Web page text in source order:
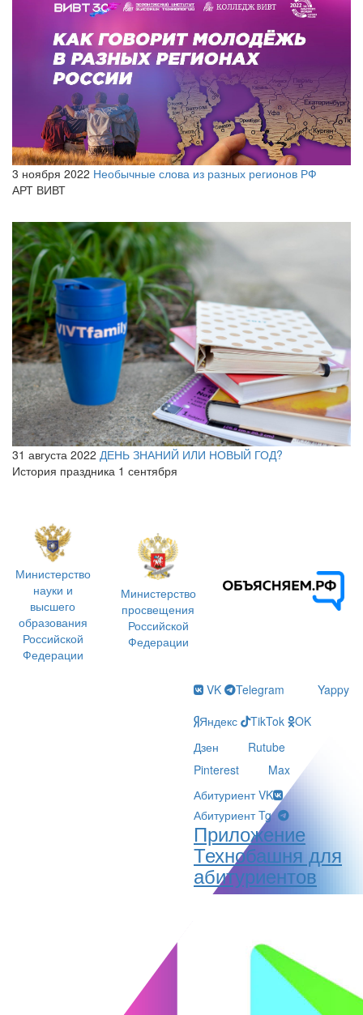
3 ноября 2022 Необычные слова из разных регионов РФ
АРТ ВИВТ
31 августа 2022 ДЕНЬ ЗНАНИЙ ИЛИ НОВЫЙ ГОД?
История праздника 1 сентября
Министерство
науки и
высшего
образования
Российской
Федерации
Министерство
просвещения
Российской
Федерации
VK Telegram
Yappy
Яндекс
TikTok
OK
Дзен
Rutube
Pinterest
Max
Абитуриент VK
Абитуриент Tg
Приложение
Технобашня для
абитуриентов